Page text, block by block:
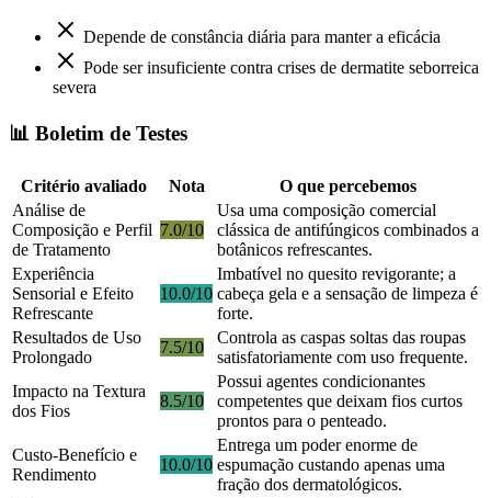
Depende de constância diária para manter a eficácia
Pode ser insuficiente contra crises de dermatite seborreica
severa
📊 Boletim de Testes
Critério avaliado Nota
O que percebemos
Análise de
Composição e Perfil
de Tratamento
7.0/10
Usa uma composição comercial
clássica de antifúngicos combinados a
botânicos refrescantes.
Experiência
Sensorial e Efeito
Refrescante
10.0/10
Imbatível no quesito revigorante; a
cabeça gela e a sensação de limpeza é
forte.
Resultados de Uso
Prolongado
7.5/10
Controla as caspas soltas das roupas
satisfatoriamente com uso frequente.
Impacto na Textura
dos Fios
8.5/10
Possui agentes condicionantes
competentes que deixam fios curtos
prontos para o penteado.
Custo-Benefício e
Rendimento
10.0/10
Entrega um poder enorme de
espumação custando apenas uma
fração dos dermatológicos.